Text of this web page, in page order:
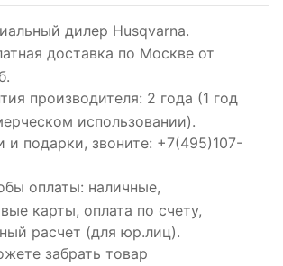
дилер Husqvarna.
доставка по Москве от
производителя: 2 года (1 год
использовании).
и подарки, звоните: +7(495)107-
оплаты: наличные,
карты, оплата по счету,
расчет (для юр.лиц).
забрать товар